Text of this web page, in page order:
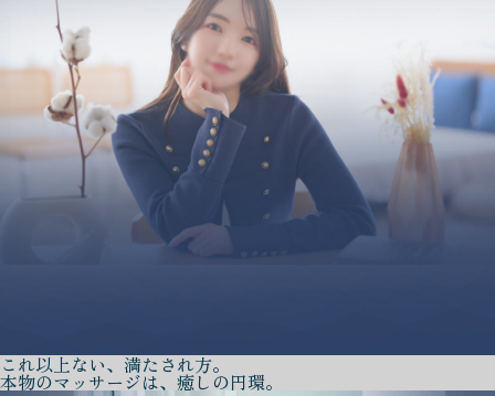
これ以上ない、満たされ方。
本物のマッサージは、癒しの円環。